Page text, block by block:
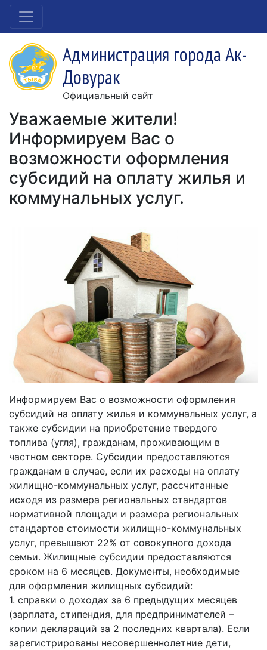
Администрация города Ак-
Довурак
Официальный сайт
Уважаемые жители!
Информируем Вас о
возможности оформления
субсидий на оплату жилья и
коммунальных услуг.
Информируем Вас о возможности оформления
субсидий на оплату жилья и коммунальных услуг, а
также субсидии на приобретение твердого
топлива (угля), гражданам, проживающим в
частном секторе. Субсидии предоставляются
гражданам в случае, если их расходы на оплату
жилищно-коммунальных услуг, рассчитанные
исходя из размера региональных стандартов
нормативной площади и размера региональных
стандартов стоимости жилищно-коммунальных
услуг, превышают 22% от совокупного дохода
семьи. Жилищные субсидии предоставляются
сроком на 6 месяцев. Документы, необходимые
для оформления жилищных субсидий:
1. справки о доходах за 6 предыдущих месяцев
(зарплата, стипендия, для предпринимателей –
копии деклараций за 2 последних квартала). Если
зарегистрированы несовершеннолетние дети,